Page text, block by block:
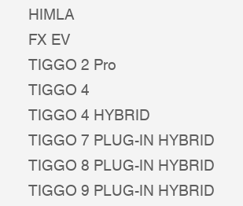
HIMLA
FX EV
TIGGO 2 Pro
TIGGO 4
TIGGO 4 HYBRID
TIGGO 7 PLUG-IN HYBRID
TIGGO 8 PLUG-IN HYBRID
TIGGO 9 PLUG-IN HYBRID